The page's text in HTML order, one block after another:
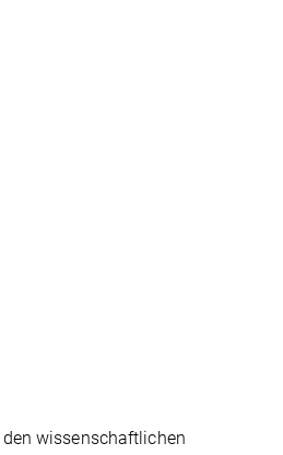
wissenschaftlichen